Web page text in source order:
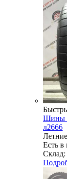
Шины
л2666
Есть в